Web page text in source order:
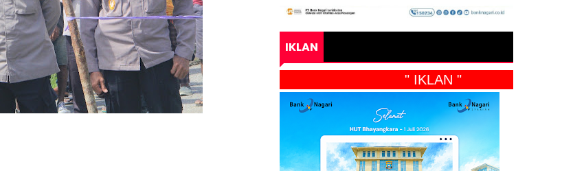
IKLAN
" IKLAN "